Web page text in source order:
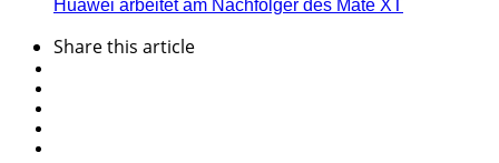
Huawei arbeitet am Nachfolger des Mate XT
Sharethis article